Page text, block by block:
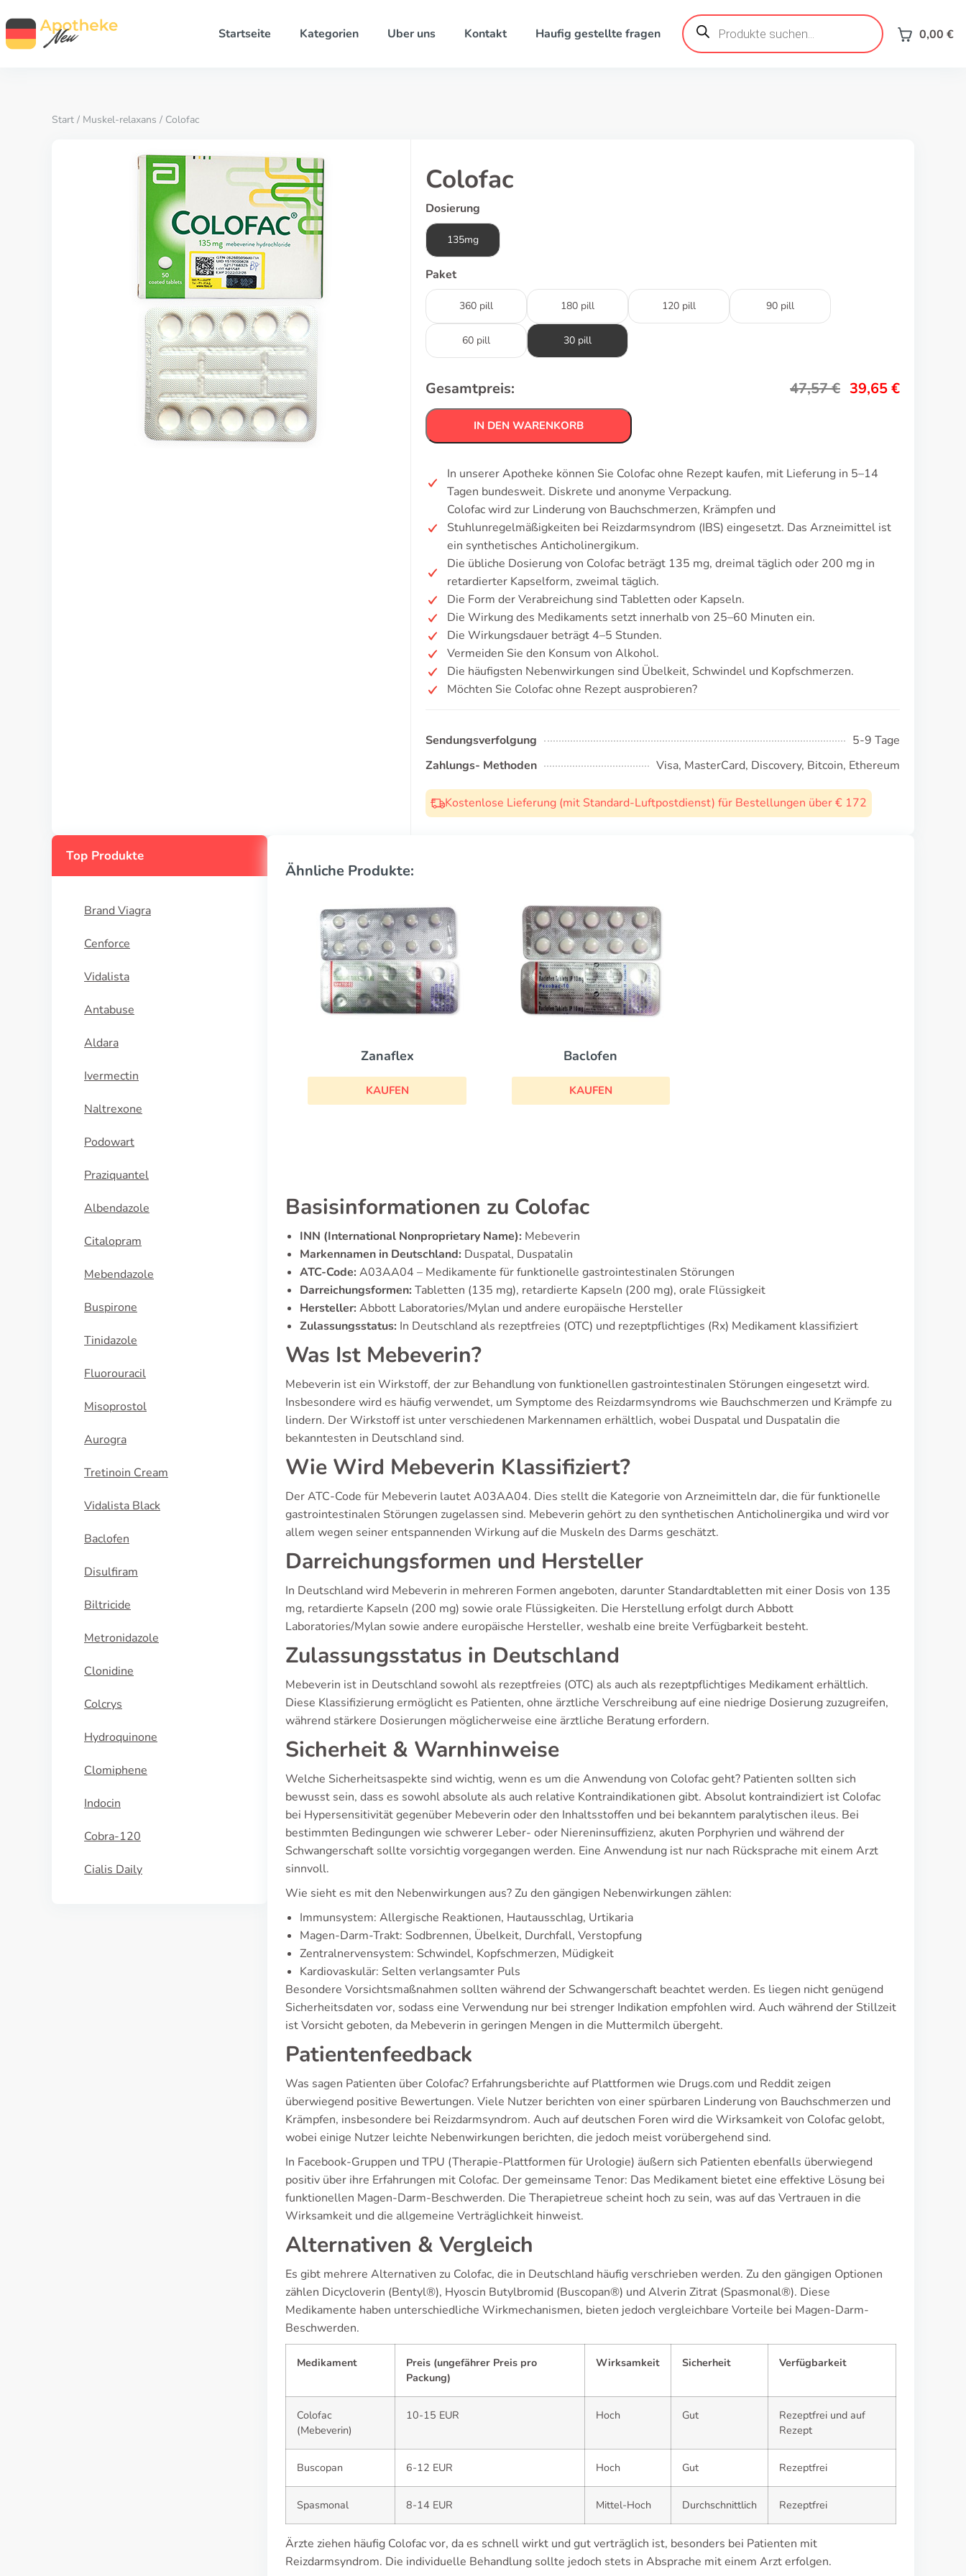
Startseite Kategorien Uber uns Kontakt Haufig gestellte fragen
Products
search 0,00 €
Start / Muskel-relaxans / Colofac
Colofac
Dosierung
135mg
Paket
360 pill 180 pill 120 pill 90 pill
60 pill 30 pill
Gesamtpreis: 47,57€ 39,65€
IN DEN WARENKORB
In unserer Apotheke können Sie Colofac ohne Rezept kaufen, mit Lieferung in 5–14
Tagen bundesweit. Diskrete und anonyme Verpackung.
Colofac wird zur Linderung von Bauchschmerzen, Krämpfen und
Stuhlunregelmäßigkeiten bei Reizdarmsyndrom (IBS) eingesetzt. Das Arzneimittel ist
ein synthetisches Anticholinergikum.
Die übliche Dosierung von Colofac beträgt 135 mg, dreimal täglich oder 200 mg in
retardierter Kapselform, zweimal täglich.
Die Form der Verabreichung sind Tabletten oder Kapseln.
Die Wirkung des Medikaments setzt innerhalb von 25–60 Minuten ein.
Die Wirkungsdauer beträgt 4–5 Stunden.
Vermeiden Sie den Konsum von Alkohol.
Die häufigsten Nebenwirkungen sind Übelkeit, Schwindel und Kopfschmerzen.
Möchten Sie Colofac ohne Rezept ausprobieren?
Sendungsverfolgung
5-9 Tage
Zahlungs- Methoden
Visa, MasterCard, Discovery, Bitcoin, Ethereum
Kostenlose Lieferung (mit Standard-Luftpostdienst) für Bestellungen über € 172
Top Produkte
Brand Viagra
Cenforce
Vidalista
Antabuse
Aldara
Ivermectin
Naltrexone
Podowart
Praziquantel
Albendazole
Citalopram
Mebendazole
Buspirone
Tinidazole
Fluorouracil
Misoprostol
Aurogra
Tretinoin Cream
Vidalista Black
Baclofen
Disulfiram
Biltricide
Metronidazole
Clonidine
Colcrys
Hydroquinone
Clomiphene
Indocin
Cobra-120
Cialis Daily
Ähnliche Produkte:
Zanaflex
KAUFEN
Baclofen
KAUFEN
Basisinformationen zu Colofac
INN (International Nonproprietary Name): Mebeverin
Markennamen in Deutschland: Duspatal, Duspatalin
ATC-Code: A03AA04 – Medikamente für funktionelle gastrointestinalen Störungen
Darreichungsformen: Tabletten (135 mg), retardierte Kapseln (200 mg), orale Flüssigkeit
Hersteller: Abbott Laboratories/Mylan und andere europäische Hersteller
Zulassungsstatus: In Deutschland als rezeptfreies (OTC) und rezeptpflichtiges (Rx) Medikament klassifiziert
Was Ist Mebeverin?
Mebeverin ist ein Wirkstoff, der zur Behandlung von funktionellen gastrointestinalen Störungen eingesetzt wird.
Insbesondere wird es häufig verwendet, um Symptome des Reizdarmsyndroms wie Bauchschmerzen und Krämpfe zu
lindern. Der Wirkstoff ist unter verschiedenen Markennamen erhältlich, wobei Duspatal und Duspatalin die
bekanntesten in Deutschland sind.
Wie Wird Mebeverin Klassifiziert?
Der ATC-Code für Mebeverin lautet A03AA04. Dies stellt die Kategorie von Arzneimitteln dar, die für funktionelle
gastrointestinalen Störungen zugelassen sind. Mebeverin gehört zu den synthetischen Anticholinergika und wird vor
allem wegen seiner entspannenden Wirkung auf die Muskeln des Darms geschätzt.
Darreichungsformen und Hersteller
In Deutschland wird Mebeverin in mehreren Formen angeboten, darunter Standardtabletten mit einer Dosis von 135
mg, retardierte Kapseln (200 mg) sowie orale Flüssigkeiten. Die Herstellung erfolgt durch Abbott
Laboratories/Mylan sowie andere europäische Hersteller, weshalb eine breite Verfügbarkeit besteht.
Zulassungsstatus in Deutschland
Mebeverin ist in Deutschland sowohl als rezeptfreies (OTC) als auch als rezeptpflichtiges Medikament erhältlich.
Diese Klassifizierung ermöglicht es Patienten, ohne ärztliche Verschreibung auf eine niedrige Dosierung zuzugreifen,
während stärkere Dosierungen möglicherweise eine ärztliche Beratung erfordern.
Sicherheit & Warnhinweise
Welche Sicherheitsaspekte sind wichtig, wenn es um die Anwendung von Colofac geht? Patienten sollten sich
bewusst sein, dass es sowohl absolute als auch relative Kontraindikationen gibt. Absolut kontraindiziert ist Colofac
bei Hypersensitivität gegenüber Mebeverin oder den Inhaltsstoffen und bei bekanntem paralytischen ileus. Bei
bestimmten Bedingungen wie schwerer Leber- oder Niereninsuffizienz, akuten Porphyrien und während der
Schwangerschaft sollte vorsichtig vorgegangen werden. Eine Anwendung ist nur nach Rücksprache mit einem Arzt
sinnvoll.
Wie sieht es mit den Nebenwirkungen aus? Zu den gängigen Nebenwirkungen zählen:
Immunsystem: Allergische Reaktionen, Hautausschlag, Urtikaria
Magen-Darm-Trakt: Sodbrennen, Übelkeit, Durchfall, Verstopfung
Zentralnervensystem: Schwindel, Kopfschmerzen, Müdigkeit
Kardiovaskulär: Selten verlangsamter Puls
Besondere Vorsichtsmaßnahmen sollten während der Schwangerschaft beachtet werden. Es liegen nicht genügend
Sicherheitsdaten vor, sodass eine Verwendung nur bei strenger Indikation empfohlen wird. Auch während der Stillzeit
ist Vorsicht geboten, da Mebeverin in geringen Mengen in die Muttermilch übergeht.
Patientenfeedback
Was sagen Patienten über Colofac? Erfahrungsberichte auf Plattformen wie Drugs.com und Reddit zeigen
überwiegend positive Bewertungen. Viele Nutzer berichten von einer spürbaren Linderung von Bauchschmerzen und
Krämpfen, insbesondere bei Reizdarmsyndrom. Auch auf deutschen Foren wird die Wirksamkeit von Colofac gelobt,
wobei einige Nutzer leichte Nebenwirkungen berichten, die jedoch meist vorübergehend sind.
In Facebook-Gruppen und TPU (Therapie-Plattformen für Urologie) äußern sich Patienten ebenfalls überwiegend
positiv über ihre Erfahrungen mit Colofac. Der gemeinsame Tenor: Das Medikament bietet eine effektive Lösung bei
funktionellen Magen-Darm-Beschwerden. Die Therapietreue scheint hoch zu sein, was auf das Vertrauen in die
Wirksamkeit und die allgemeine Verträglichkeit hinweist.
Alternativen & Vergleich
Es gibt mehrere Alternativen zu Colofac, die in Deutschland häufig verschrieben werden. Zu den gängigen Optionen
zählen Dicycloverin (Bentyl®), Hyoscin Butylbromid (Buscopan®) und Alverin Zitrat (Spasmonal®). Diese
Medikamente haben unterschiedliche Wirkmechanismen, bieten jedoch vergleichbare Vorteile bei Magen-Darm-
Beschwerden.
Medikament
Preis (ungefährer Preis pro
Packung)
Wirksamkeit Sicherheit Verfügbarkeit
Colofac
(Mebeverin)
10-15 EUR Hoch Gut
Rezeptfrei und auf
Rezept
Buscopan 6-12 EUR Hoch Gut Rezeptfrei
Spasmonal 8-14 EUR Mittel-Hoch Durchschnittlich Rezeptfrei
Ärzte ziehen häufig Colofac vor, da es schnell wirkt und gut verträglich ist, besonders bei Patienten mit
Reizdarmsyndrom. Die individuelle Behandlung sollte jedoch stets in Absprache mit einem Arzt erfolgen.